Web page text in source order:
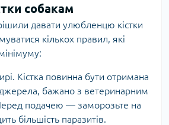
собакам
давати улюбленцю кістки
кількох правил, які
Кістка повинна бути отримана
бажано з ветеринарним
подачею — заморозьте на
більшість паразитів.